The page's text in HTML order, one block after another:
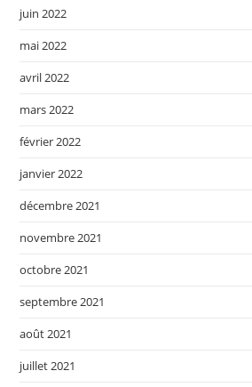
juin 2022
mai 2022
avril 2022
mars 2022
février 2022
janvier 2022
décembre 2021
novembre 2021
octobre 2021
septembre 2021
août 2021
juillet 2021